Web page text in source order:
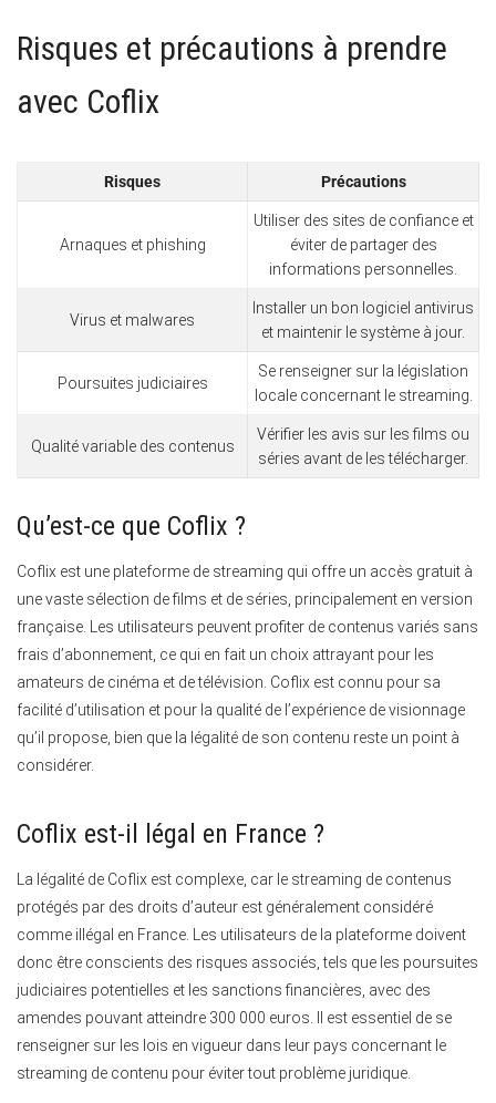
Risques et précautions à prendre
avec Coflix
Risques Précautions
Arnaques et phishing
Utiliser des sites de confiance et
éviter de partager des
informations personnelles.
Virus et malwares
Installer un bon logiciel antivirus
et maintenir le système à jour.
Poursuites judiciaires
Se renseigner sur la législation
locale concernant le streaming.
Qualité variable des contenus
Vérifier les avis sur les films ou
séries avant de les télécharger.
Qu’est-ce que Coflix ?
Coflix est une plateforme de streaming qui offre un accès gratuit à
une vaste sélection de films et de séries, principalement en version
française. Les utilisateurs peuvent profiter de contenus variés sans
frais d’abonnement, ce qui en fait un choix attrayant pour les
amateurs de cinéma et de télévision. Coflix est connu pour sa
facilité d’utilisation et pour la qualité de l’expérience de visionnage
qu’il propose, bien que la légalité de son contenu reste un point à
considérer.
Coflix est-il légal en France ?
La légalité de Coflix est complexe, car le streaming de contenus
protégés par des droits d’auteur est généralement considéré
comme illégal en France. Les utilisateurs de la plateforme doivent
donc être conscients des risques associés, tels que les poursuites
judiciaires potentielles et les sanctions financières, avec des
amendes pouvant atteindre 300 000 euros. Il est essentiel de se
renseigner sur les lois en vigueur dans leur pays concernant le
streaming de contenu pour éviter tout problème juridique.